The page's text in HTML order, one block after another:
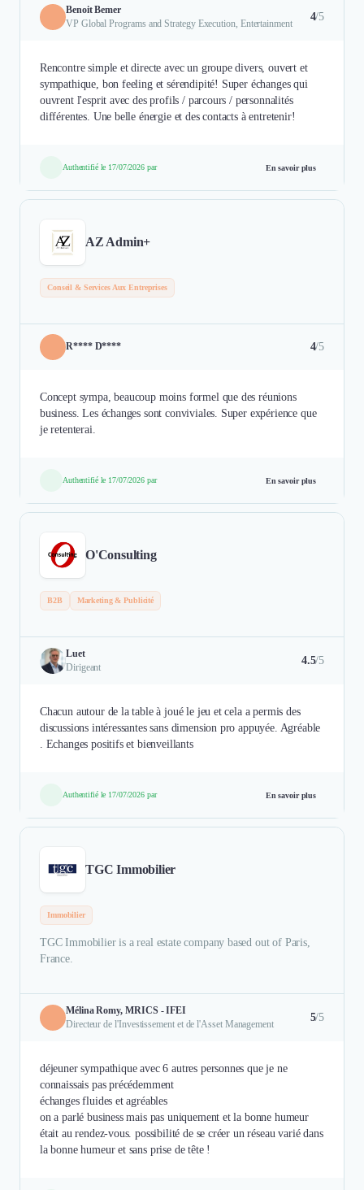
Benoit Bemer
VP Global Programs and Strategy Execution, Entertainment
4/5
Rencontre simple et directe avec un groupe divers, ouvert et
sympathique, bon feeling et sérendipité! Super échanges qui
ouvrent l'esprit avec des profils / parcours / personnalités
différentes. Une belle énergie et des contacts à entretenir!
Authentifié le 17/07/2026 par En savoir plus
AZ Admin+
Conseil & Services Aux Entreprises
R**** D**** 4/5
Concept sympa, beaucoup moins formel que des réunions
business. Les échanges sont conviviales. Super expérience que
je retenterai.
Authentifié le 17/07/2026 par En savoir plus
O'Consulting
B2B Marketing & Publicité
Luet
Dirigeant
4.5/5
Chacun autour de la table à joué le jeu et cela a permis des
discussions intéressantes sans dimension pro appuyée. Agréable
. Echanges positifs et bienveillants
Authentifié le 17/07/2026 par En savoir plus
TGC Immobilier
Immobilier
TGC Immobilier is a real estate company based out of Paris,
France.
Mélina Romy, MRICS - IFEI
Directeur de l'Investissement et de l'Asset Management
5/5
déjeuner sympathique avec 6 autres personnes que je ne
connaissais pas précédemment
échanges fluides et agréables
on a parlé business mais pas uniquement et la bonne humeur
était au rendez-vous. possibilité de se créer un réseau varié dans
la bonne humeur et sans prise de tête !